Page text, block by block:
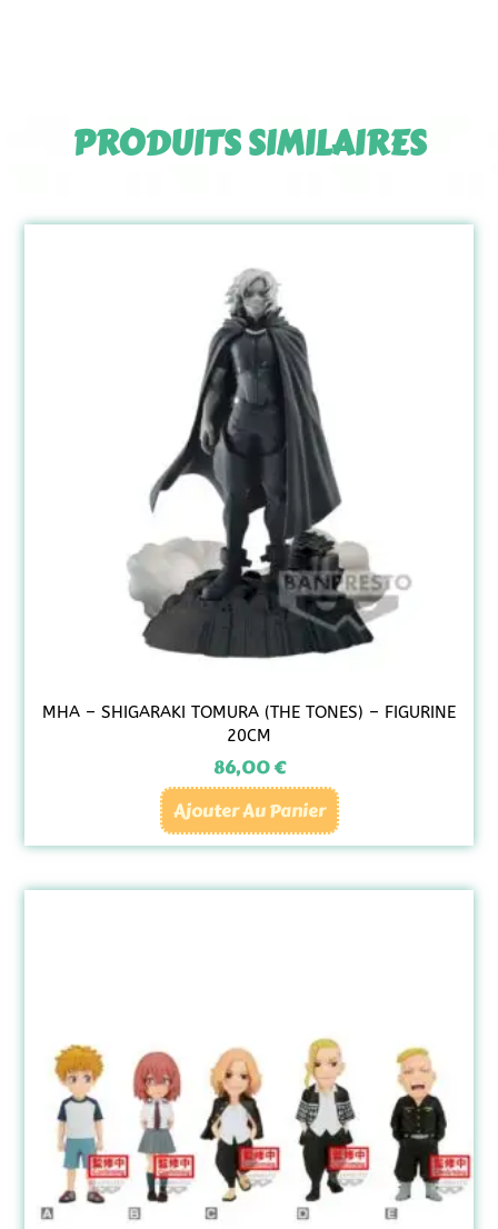
PRODUITS SIMILAIRES
MHA – SHIGARAKI TOMURA (THE TONES) – FIGURINE
20CM
86,00€
Ajouter Au Panier